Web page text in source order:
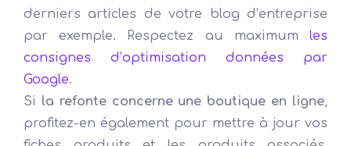
derniers articles de votre blog d’entreprise
par exemple. Respectez au maximum les
consignes d’optimisation données par
Google.
Si la refonte concerne une boutique en ligne,
profitez-en également pour mettre à jour vos